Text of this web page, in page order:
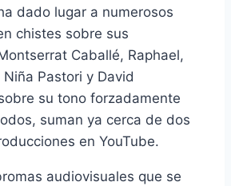
dado lugar a numerosos
chistes sobre sus
Caballé, Raphael,
Pastori y David
su tono forzadamente
suman ya cerca de dos
en YouTube.
audiovisuales que se